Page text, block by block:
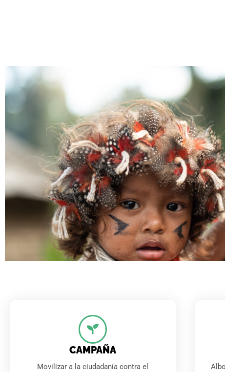
Por una ley Europea
los pueblos indígenas
CAMPAÑA
Movilizar a la ciudadanía contra el